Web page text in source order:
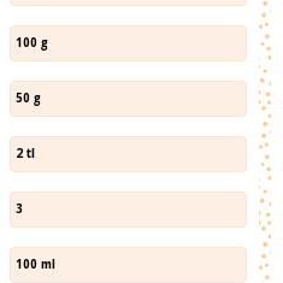
100 g
50 g
2 tl
3
100 ml